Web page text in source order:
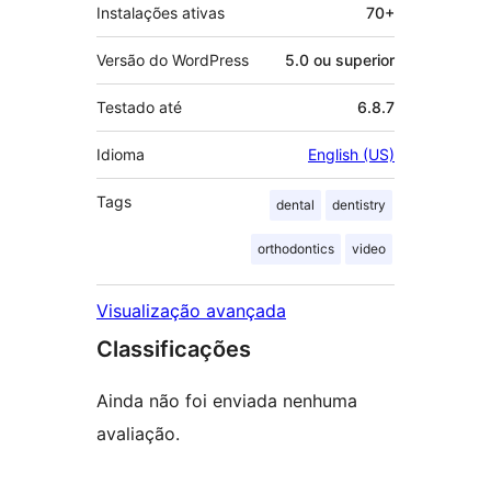
Instalações ativas 70+
Versão do WordPress 5.0 ou superior
Testado até 6.8.7
Idioma English (US)
Tags dental dentistry
orthodontics video
Visualização avançada
Classificações
Ainda não foi enviada nenhuma
avaliação.